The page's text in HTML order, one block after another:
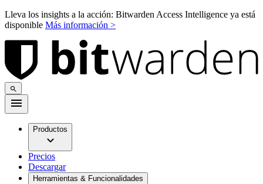
Lleva los insights a la acción: Bitwarden Access Intelligence ya está
disponible Más información >
Productos
Precios
Descargar
Herramientas & Funcionalidades